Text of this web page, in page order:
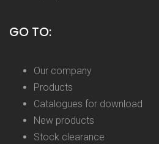
GO TO:
Our company
Products
Catalogues for download
New products
Stock clearance